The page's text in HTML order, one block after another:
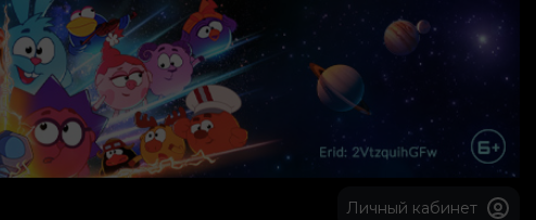
Личный кабинет